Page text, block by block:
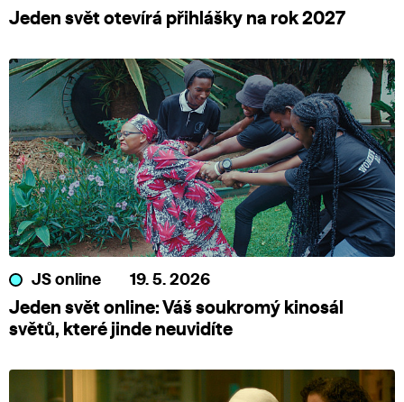
Jeden svět otevírá přihlášky na rok 2027
JS online 19. 5. 2026
Jeden svět online: Váš soukromý kinosál
světů, které jinde neuvidíte